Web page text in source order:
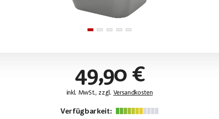
49,90 €
inkl. MwSt., zzgl. Versandkosten
Verfügbarkeit: